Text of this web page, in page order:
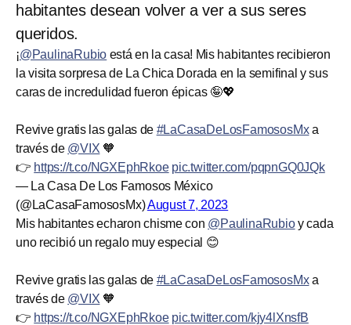
habitantes desean volver a ver a sus seres
queridos.
¡@PaulinaRubio está en la casa! Mis habitantes recibieron
la visita sorpresa de La Chica Dorada en la semifinal y sus
caras de incredulidad fueron épicas 🤪💖
Revive gratis las galas de #LaCasaDeLosFamososMxa
través de @VIX 🧡
👉 https://t.co/NGXEphRkoe pic.twitter.com/pqpnGQ0JQk
— La Casa De Los Famosos México
(@LaCasaFamososMx)August 7, 2023
Mis habitantes echaron chisme con @PaulinaRubioy cada
uno recibió un regalo muy especial 😊
Revive gratis las galas de #LaCasaDeLosFamososMxa
través de @VIX 🧡
👉 https://t.co/NGXEphRkoe pic.twitter.com/kjy4lXnsfB